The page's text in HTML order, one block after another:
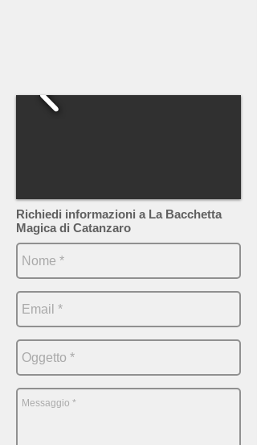
Richiedi informazioni a La Bacchetta
Magica di Catanzaro